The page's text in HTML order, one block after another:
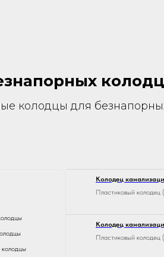
колодцы для
Колодец
Пластиковый
Колодец
Пластиковый